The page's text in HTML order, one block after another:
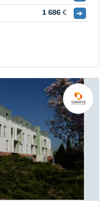
1 686 € ➔